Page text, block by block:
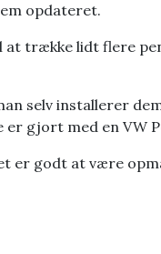
opdateret.
at trække lidt flere
selv installerer
er gjort med en VW
er godt at være